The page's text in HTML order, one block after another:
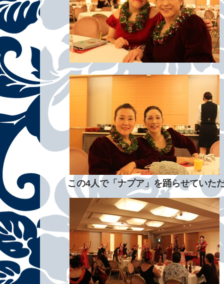
この4人で「ナプア」を踊らせていた